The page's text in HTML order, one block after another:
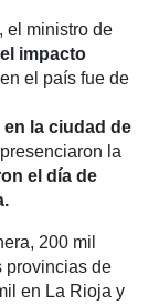
el ministro de
el impacto
en el país fue de
la ciudad de
la
el día de
.
200 mil
provincias de
en La Rioja y